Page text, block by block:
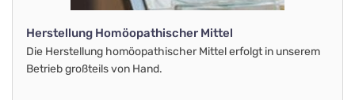
Herstellung Homöopathischer Mittel
Die Herstellung homöopathischer Mittel erfolgt in unserem
Betrieb großteils von Hand.